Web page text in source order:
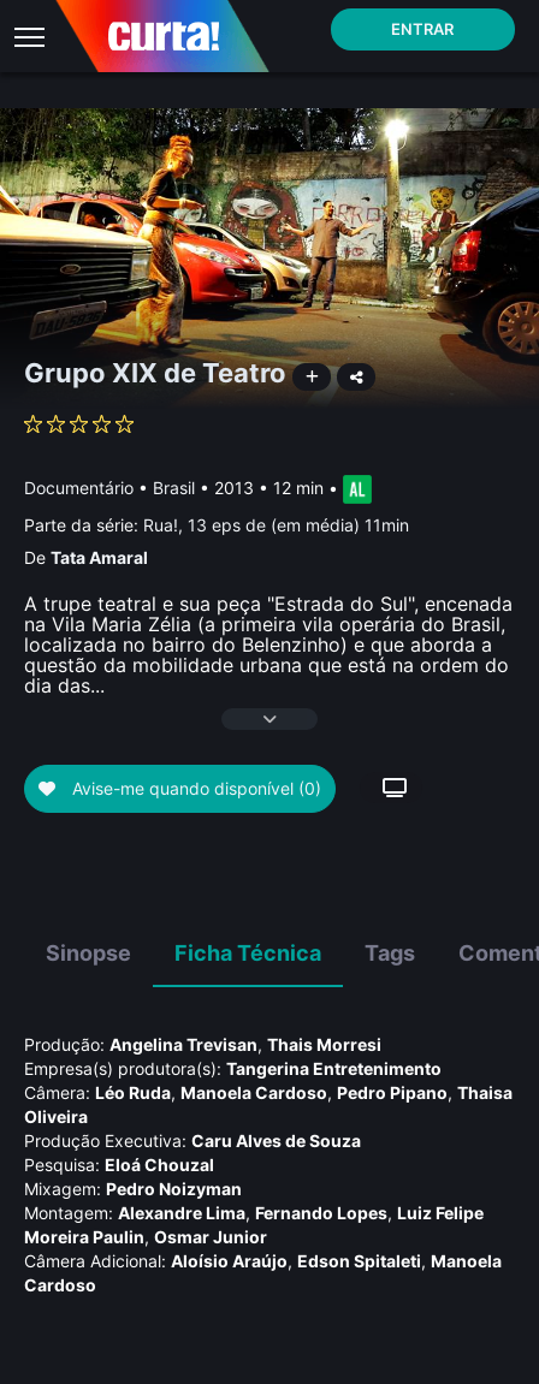
ENTRAR
Grupo XIX de Teatro
Documentário • Brasil • 2013 • 12 min •
Parte da série: Rua!, 13 eps de (em média) 11min
De Tata Amaral
A trupe teatral e sua peça "Estrada do Sul", encenada
na Vila Maria Zélia (a primeira vila operária do Brasil,
localizada no bairro do Belenzinho) e que aborda a
questão da mobilidade urbana que está na ordem do
dia das...
Avise-me quando disponível (0)
Sinopse Ficha Técnica Tags
Produção: Angelina Trevisan, Thais Morresi
Empresa(s) produtora(s): Tangerina Entretenimento
Câmera: Léo Ruda, Manoela Cardoso, Pedro Pipano, Thaisa
Oliveira
Produção Executiva: Caru Alves de Souza
Pesquisa: Eloá Chouzal
Mixagem: Pedro Noizyman
Montagem: Alexandre Lima, Fernando Lopes, Luiz Felipe
Moreira Paulin, Osmar Junior
Câmera Adicional: Aloí­sio Araújo, Edson Spitaleti, Manoela
Cardoso